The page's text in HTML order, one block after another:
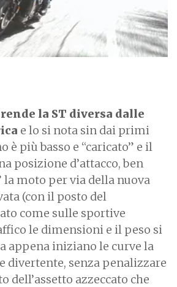
la ST diversa dalle
e lo si nota sin dai primi
è più basso e “caricato” e il
posizione d’attacco, ben
la moto per via della nuova
(con il posto del
come sulle sportive
le dimensioni e il peso si
appena iniziano le curve la
divertente, senza penalizzare
dell’assetto azzeccato che